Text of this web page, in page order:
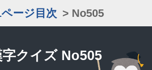
ージ目次 > No505
字クイズ No505